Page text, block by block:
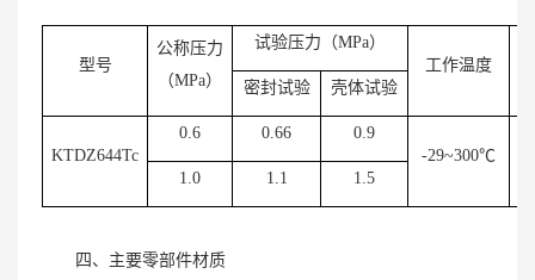
型号
公称压力
（MPa）
试验压力（MPa）
工作温度
密封试验
壳体试验
KTDZ644Tc
0.6 0.66
0.9
-29~300℃
1.0 1.1 1.5
四、主要零部件材质